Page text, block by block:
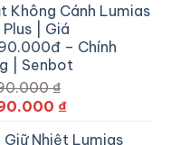
là:
390.000 ₫.
tại
Không Cánh Lumias
| Giá
– Chính
| Senbot
₫
₫Giá
Giữ Nhiệt Lumias